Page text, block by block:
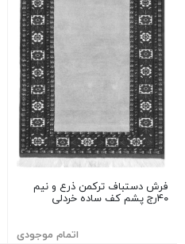
فرش دستباف ترکمن ذرع و نیم
۴۰رج پشم کف ساده خردلی
اتمام موجودی